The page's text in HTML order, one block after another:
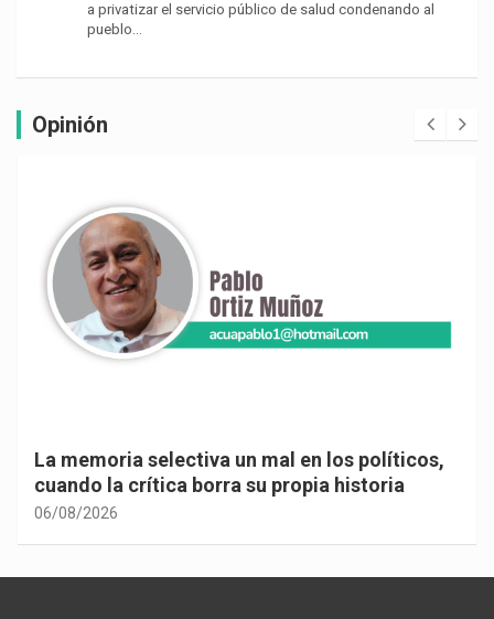
a privatizar el servicio público de salud condenando al
pueblo…
Opinión
La memoria selectiva un mal en los políticos,
cuando la crítica borra su propia historia
06/08/2026